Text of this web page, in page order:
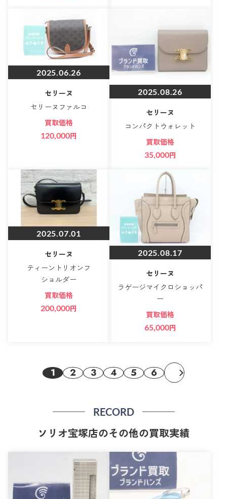
2025.06.26
セリーヌ
セリーヌファルコ
買取価格
120,000円
2025.08.26
セリーヌ
コンパクトウォレット
買取価格
35,000円
2025.07.01
セリーヌ
ティーントリオンフ
ショルダー
買取価格
200,000円
2025.08.17
セリーヌ
ラゲージマイクロショッパ
ー
買取価格
65,000円
1 2 3 4 5 6
RECORD
ソリオ宝塚店のその他の買取実績